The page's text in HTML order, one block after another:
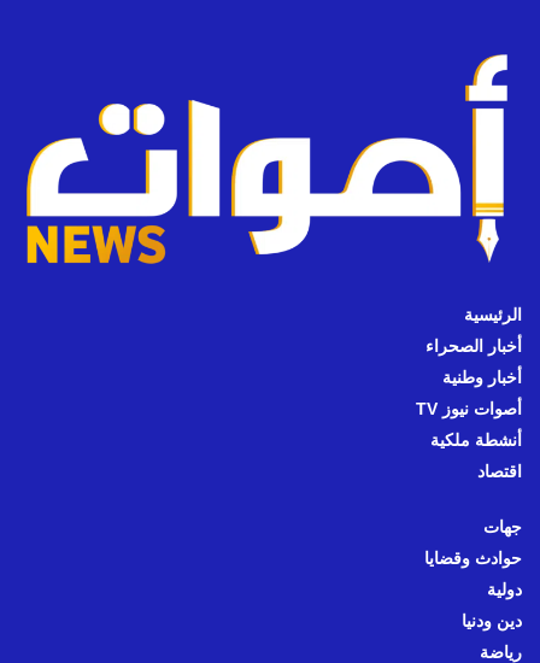
الرئيسية
أخبار الصحراء
أخبار وطنية
أصوات نيوز TV
أنشطة ملكية
اقتصاد
جهات
حوادث وقضايا
دولية
دين ودنيا
رياضة